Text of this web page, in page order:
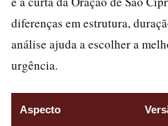
diferenças em estrutura,
análise ajuda a escolher a
urgência.
Aspecto